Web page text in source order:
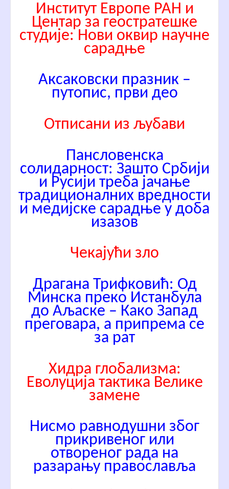
Институт Европе РАН и
Центар за геостратешке
студије: Нови оквир научне
сарадње
Аксаковски празник –
путопис, први део
Отписани из љубави
Пансловенска
солидарност: Зашто Србији
и Русији треба јачање
традиционалних вредности
и медијске сарадње у доба
изазов
Чекајући зло
Драгана Трифковић: Од
Минска преко Истанбула
до Аљаске – Како Запад
преговара, а припрема се
за рат
Хидра глобализма:
Еволуција тактика Велике
замене
Нисмо равнодушни због
прикривеног или
отвореног рада на
разарању православља